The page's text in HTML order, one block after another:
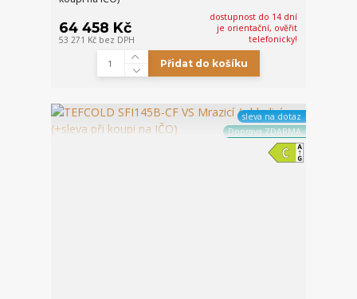
64 458 Kč
53 271 Kč bez DPH
dostupnost do 14 dní
je orientační, ověřit
telefonicky!
Přidat do košíku
sleva na dotaz
Doprava ZDARMA